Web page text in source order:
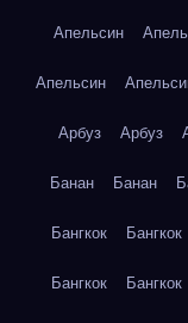
Апельсин
Апельсин
Арбуз Арбуз
Банан Банан
Бангкок Бангкок
Бангкок Бангкок